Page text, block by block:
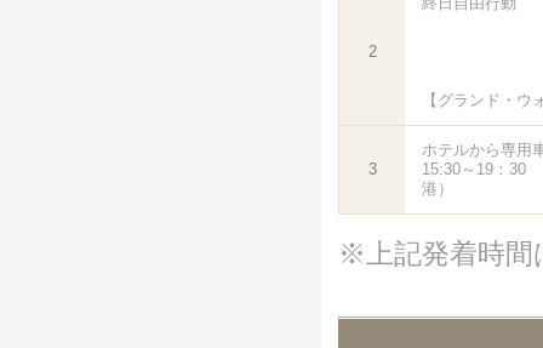
2
【グランド・ウ
3
ホテルから専用
15:30～19：30
港）
※上記発着時間